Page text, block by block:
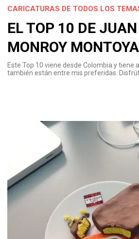
CARICATURAS DE TODOS LOS
EL TOP 10 DE
MONROY MONTOYA
Este Top 10 viene desde Colombia y tiene
también están entre mis preferidas.